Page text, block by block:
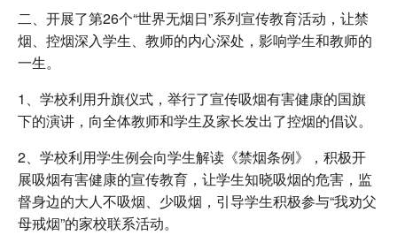
二、开展了第26个“世界无烟日”系列宣传教育活动，让禁
烟、控烟深入学生、教师的内心深处，影响学生和教师的
一生。
1、学校利用升旗仪式，举行了宣传吸烟有害健康的国旗
下的演讲，向全体教师和学生及家长发出了控烟的倡议。
2、学校利用学生例会向学生解读《禁烟条例》，积极开
展吸烟有害健康的宣传教育，让学生知晓吸烟的危害，监
督身边的大人不吸烟、少吸烟，引导学生积极参与“我劝父
母戒烟”的家校联系活动。